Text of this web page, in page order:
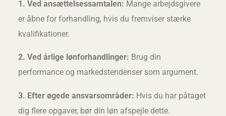
1. Ved ansættelsessamtalen: Mange arbejdsgivere
er åbne for forhandling, hvis du fremviser stærke
kvalifikationer.
2. Ved årlige lønforhandlinger: Brug din
performance og markedstendenser som argument.
3. Efter øgede ansvarsområder: Hvis du har påtaget
dig flere opgaver, bør din løn afspejle dette.